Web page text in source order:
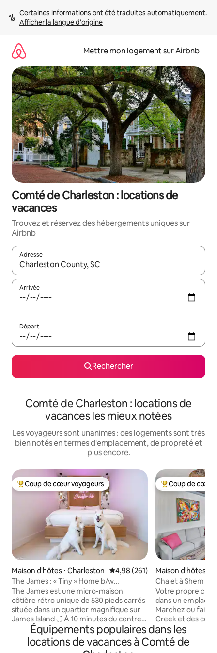
directement
Afficher la langue d'origine
Mettre mon logement sur Airbnb
Comté de Charleston : locations de
vacances
Trouvez et réservez des hébergements uniques sur
Airbnb
Adresse
Lorsque les résultats s'affichent, utilisez les flèches vers le
Arrivée
Départ
Rechercher
Comté de Charleston : locations de
vacances les mieux notées
Les voyageurs sont unanimes : ces logements sont très
bien notés en termes d'emplacement, de propreté et
plus encore.
Coups de cœur voyageurs les plus appréciés
Coup de cœur voyageurs
Maison d'hôtes ⋅ Charleston Évaluation moyenne sur la
4,98 (261)
The James : « Tiny » Home b/w
Downtown et Folly
The James est une micro-maison
côtière rétro unique de 530 pieds carrés
située dans un quartier magnifique sur
James Island ◡̈ À 10 minutes du centre-
ville de Charleston À 12 minutes de Folly
Beach À distance de marche des
restaurants Le James peut accueillir
Coups de cœur
Coup de cœur
Maison d'hôtes ⋅
sant
Chalet à Shem
Votre propre
dans un
Marchez ou
Creek et des
et de bars. À 3
10 minutes en
Charleston.
Équipements populaires dans les
locations de vacances à Comté de